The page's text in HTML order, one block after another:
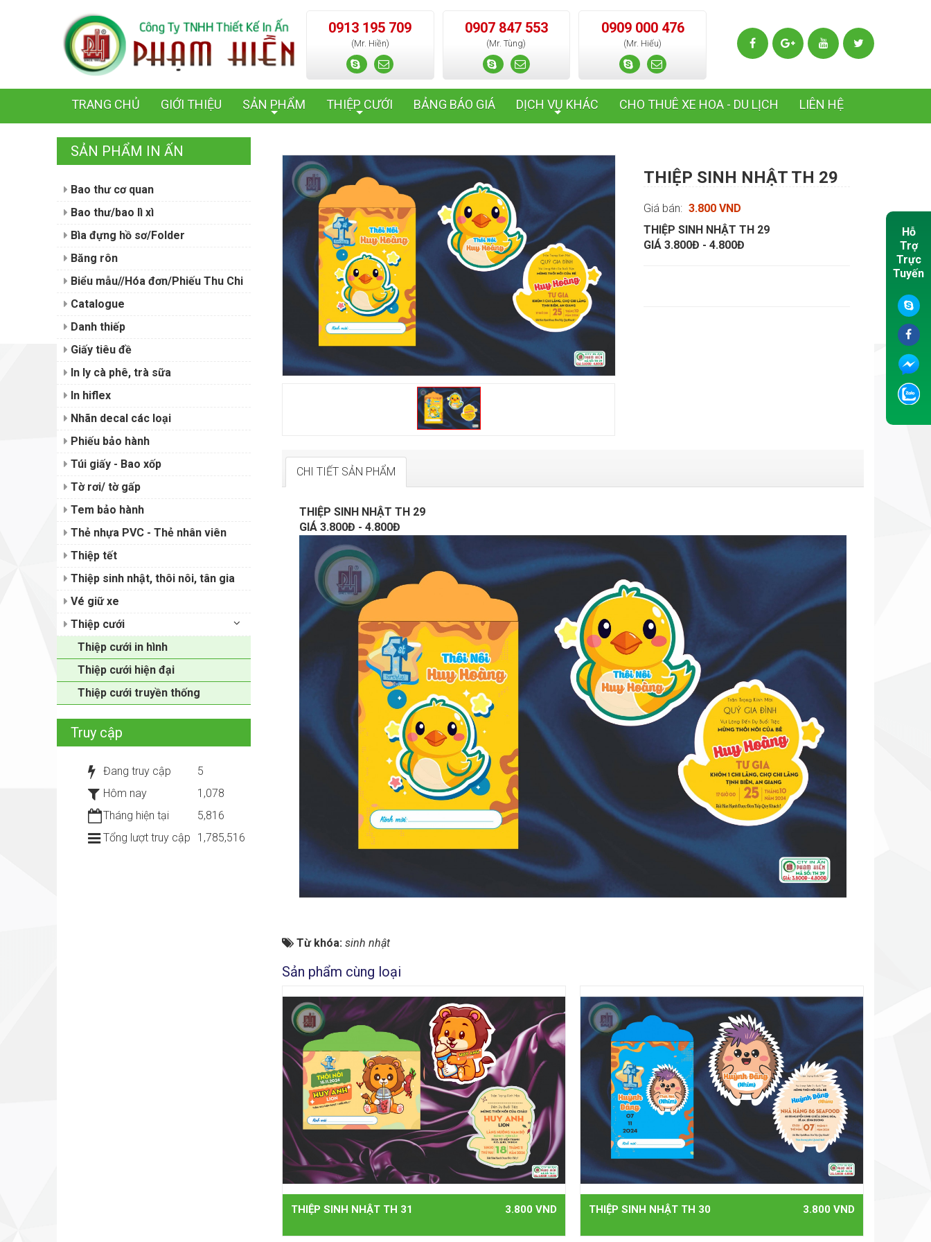
0913 195 709
(Mr. Hiền)
0907 847 553
(Mr. Tùng)
0909 000 476
(Mr. Hiếu)
TRANG CHỦ GIỚI THIỆU
+
SẢN PHẨM
+
THIỆP CƯỚI BẢNG BÁO GIÁ
+
DỊCH VỤ KHÁC CHO THUÊ XE HOA - DU LỊCH LIÊN HỆ
THIỆP SINH NHẬT TH 29
Giá bán: 3.800 VND
THIỆP SINH NHẬT TH 29
GIÁ 3.800Đ - 4.800Đ
CHI TIẾT SẢN PHẨM
THIỆP SINH NHẬT TH 29
GIÁ 3.800Đ - 4.800Đ
Từ khóa: sinh nhật
Sản phẩm cùng loại
THIỆP SINH NHẬT TH 31 3.800 VND THIỆP SINH NHẬT TH 30 3.800 VND
SẢN PHẨM IN ẤN
Bao thư cơ quan
Bao thư/bao lì xì
Bìa đựng hồ sơ/Folder
Băng rôn
Biểu mẫu//Hóa đơn/Phiếu Thu Chi
Catalogue
Danh thiếp
Giấy tiêu đề
In ly cà phê, trà sữa
In hiflex
Nhãn decal các loại
Phiếu bảo hành
Túi giấy - Bao xốp
Tờ rơi/ tờ gấp
Tem bảo hành
Thẻ nhựa PVC - Thẻ nhân viên
Thiệp tết
Thiệp sinh nhật, thôi nôi, tân gia
Vé giữ xe
Thiệp cưới
Thiệp cưới in hình
Thiệp cưới hiện đại
Thiệp cưới truyền thống
Truy cập
Đang truy cập
5
Hôm nay
1,078
Tháng hiện tại
5,816
Tổng lượt truy cập
1,785,516
Hỗ
Trợ
Trực
Tuyến